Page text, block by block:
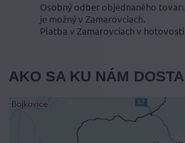
Osobný odber objednaného tovaru
je možný v Zamarovciach.
Platba v Zamarovciach v
AKO SA KU NÁM